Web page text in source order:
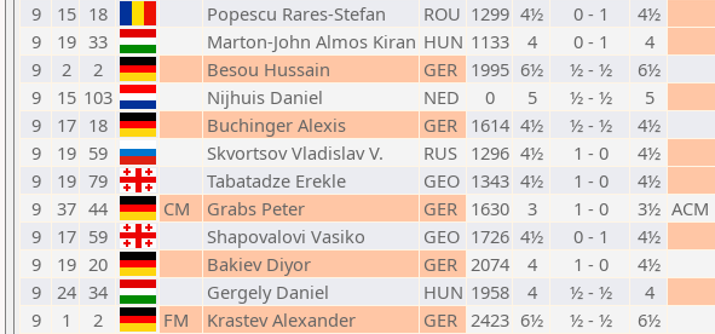
9
15 18 Popescu Rares-Stefan ROU 1299 4½ 0 - 1 4½
9
19 33 Marton-John Almos Kiran HUN 1133 4 0 - 1 4
9
2 2 Besou Hussain GER 1995 6½ ½ - ½ 6½
9
15 103 Nijhuis Daniel NED 0 5 ½ - ½ 5
9
17 18 Buchinger Alexis GER 1614 4½ ½ - ½ 4½
9
19 59 Skvortsov Vladislav V. RUS 1296 4½ 1 - 0 4½
9
19 79 Tabatadze Erekle GEO 1343 4½ 1 - 0 4½
9
37 44 CM Grabs Peter GER 1630 3 1 - 0 3½ ACM
9
17 59 Shapovalovi Vasiko GEO 1726 4½ 0 - 1 4½
9
19 20 Bakiev Diyor GER 2074 4 1 - 0 4½
9
24 34 Gergely Daniel HUN 1958 4 ½ - ½ 4
9
1 2 FM Krastev Alexander GER 2423 6½ ½ - ½ 6½